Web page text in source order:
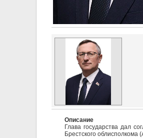
Описание
Глава государства дал
Брестского